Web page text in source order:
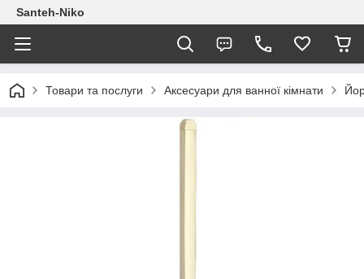
Santeh-Niko
Товари та послуги Аксесуари для ванної кімнати